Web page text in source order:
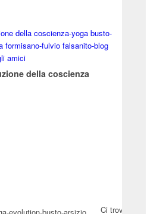
della coscienza
Ci trovi in: